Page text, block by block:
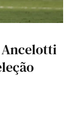
Ancelotti